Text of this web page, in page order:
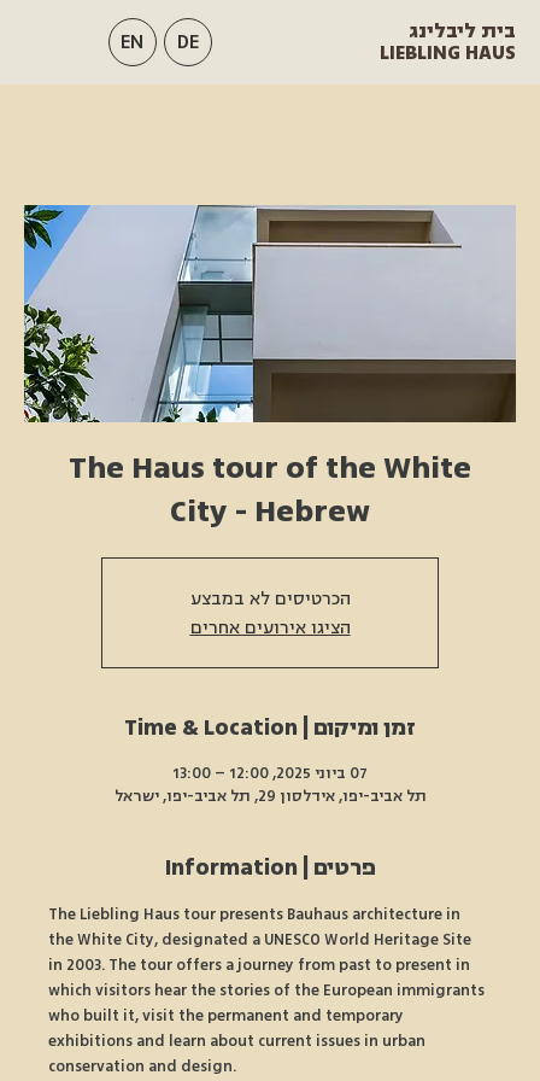
בית ליבלינג
LIEBLING HAUS
EN DE
The Haus tour of the White
City - Hebrew
הכרטיסים לא במבצע
הציגו אירועים אחרים
זמן ומיקום | Time & Location
07 ביוני 2025, 12:00 – 13:00
תל אביב-יפו, אידלסון 29, תל אביב-יפו, ישראל
פרטים | Information
The Liebling Haus tour presents Bauhaus architecture in
the White City, designated a UNESCO World Heritage Site
in 2003. The tour offers a journey from past to present in
which visitors hear the stories of the European immigrants
who built it, visit the permanent and temporary
exhibitions and learn about current issues in urban
conservation and design.